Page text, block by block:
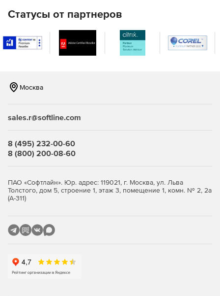
параметров функции контроля учетных записей,
брандмауэра.
Мастер настройки для быстрого начала работы.
неограниченного числа управляемых доменов,
серверов и рабочих станций.
испанском, итальянском, немецком и французском.
Статусы от партнеров
Москва
sales.r@softline.com
8 (495) 232-00-60
8 (800) 200-08-60
ПАО «Софтлайн». Юр. адрес: 119021, г. Москва, ул. Льва
Толстого, дом 5, строение 1, этаж 3, помещение 1, комн. № 2, 2а
(А-311)